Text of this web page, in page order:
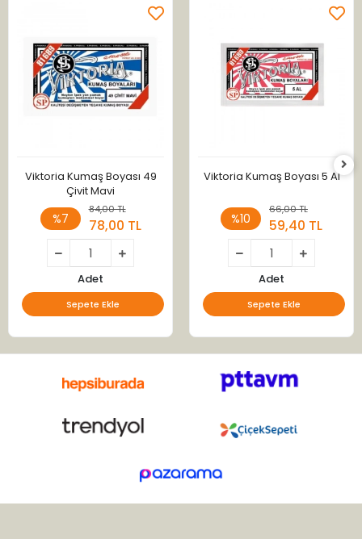
Viktoria Kumaş Boyası 49
Çivit Mavi
%7
84,00 TL
78,00 TL
Adet
Sepete Ekle
Viktoria Kumaş Boyası 5 Al
%10
66,00 TL
59,40 TL
Adet
Sepete Ekle